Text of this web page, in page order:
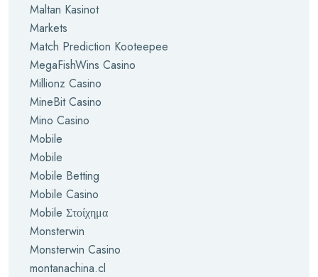
Maltan Kasinot
Markets
Match Prediction Kooteepee
MegaFishWins Casino
Millionz Casino
MineBit Casino
Mino Casino
Mobile
Mobile
Mobile Betting
Mobile Casino
Mobile Στοίχημα
Monsterwin
Monsterwin Casino
montanachina.cl